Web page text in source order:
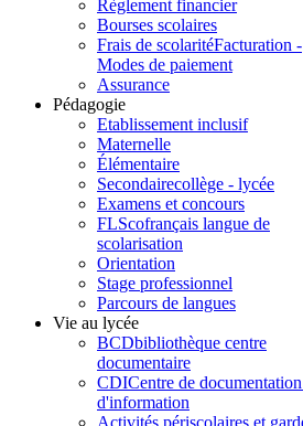
Règlement financier
Bourses scolaires
Frais de scolaritéFacturation -
Modes de paiement
Assurance
Pédagogie
Etablissement inclusif
Maternelle
Élémentaire
Secondairecollège - lycée
Examens et concours
FLScofrançais langue de
scolarisation
Orientation
Stage professionnel
Parcours de langues
Vie au lycée
BCDbibliothèque centre
documentaire
CDICentre de
d'information
Activités périscolaires et